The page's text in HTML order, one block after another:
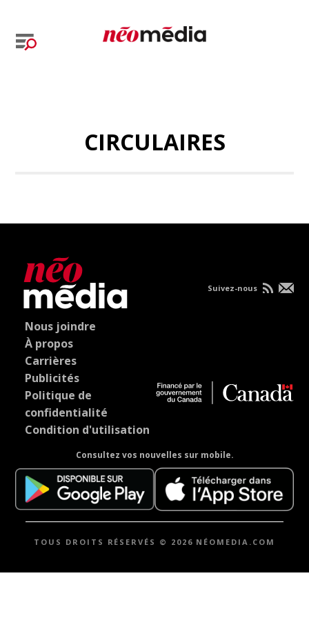
CIRCULAIRES
Nous joindre
À propos
Carrières
Publicités
Politique de
confidentialité
Condition d'utilisation
Consultez vos nouvelles sur mobile.
Suivez-nous
TOUS DROITS RÉSERVÉS © 2026 NÉOMEDIA.COM